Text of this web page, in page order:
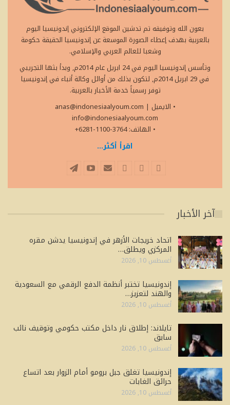
بعون الله وتوفيقه تم تدشين الموقع الإلكتروني إندونيسيا اليوم
بالعربية بهدف إعطاء الصورة الموسعة عن إندونيسيا الحقيقة حكومة
وشعبا للعالم العربي والإسلامي.
وتأسس إندونيسيا اليوم في 24 ابريل عام 2014م, وبدأ بثها التجريبي
في 29 ابريل 2014م, لتكون بذلك من أوائل وكالة أنباء في إندونيسيا
توفر رسمياً خدمة الأخبار بالعربية.
• الايميل
anas@indonesiaalyoum.com |
info@indonesiaalyoum.com
• الهاتف: 3764-1100-6281+
اقرأ أكثر...
آخر الأخبار
اتحاد خريجات الأزهر في إندونيسيا يدشن مقره
المركزي ويطلق…
أغسطس 10, 2026
إندونيسيا تختبر أنظمة الدفع الرقمي مع السعودية
والهند لتعزيز…
أغسطس 10, 2026
تايلاند: إطلاق نار داخل مكتب حكومي وتوقيف نائب
سابق
أغسطس 10, 2026
إندونيسيا تغلق جبل برومو أمام الزوار بعد اتساع
حرائق الغابات
أغسطس 10, 2026